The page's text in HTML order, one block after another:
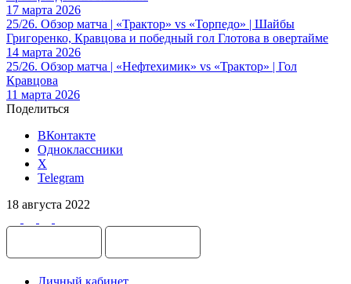
17 марта 2026
25/26. Обзор матча | «Трактор» vs «Торпедо» | Шайбы
Григоренко, Кравцова и победный гол Глотова в овертайме
14 марта 2026
25/26. Обзор матча | «Нефтехимик» vs «Трактор» | Гол
Кравцова
11 марта 2026
Поделиться
ВКонтакте
Одноклассники
X
Telegram
18 августа 2022
Личный кабинет